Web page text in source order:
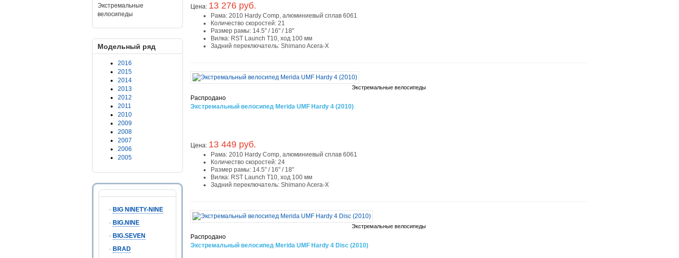
Экстремальные
велосипеды
Модельный ряд
2016
2015
2014
2013
2012
2011
2010
2009
2008
2007
2006
2005
- BIG NINETY-NINE
- BIG.NINE
- BIG.SEVEN
- BRAD
Цена: 13 276 руб.
Рама: 2010 Hardy Comp, алюминиевый сплав 6061
Количество скоростей: 21
Размер рамы: 14.5" / 16" / 18"
Вилка: RST Launch T10, ход 100 мм
Задний переключатель: Shimano Acera-X
Экстремальные велосипеды
Распродано
Экстремальный велосипед Merida UMF Hardy 4 (2010)
Цена: 13 449 руб.
Рама: 2010 Hardy Comp, алюминиевый сплав 6061
Количество скоростей: 24
Размер рамы: 14.5" / 16" / 18"
Вилка: RST Launch T10, ход 100 мм
Задний переключатель: Shimano Acera-X
Экстремальные велосипеды
Распродано
Экстремальный велосипед Merida UMF Hardy 4 Disc (2010)